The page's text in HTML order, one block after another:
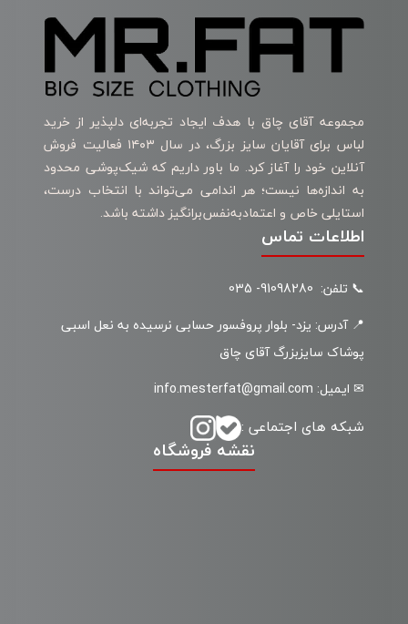
مجموعه آقای چاق با هدف ایجاد تجربه‌ای دلپذیر از خرید
لباس برای آقایان سایز بزرگ، در سال ۱۴۰۳ فعالیت فروش
آنلاین خود را آغاز کرد. ما باور داریم که شیک‌پوشی محدود
به اندازه‌ها نیست؛ هر اندامی می‌تواند با انتخاب درست،
استایلی خاص و اعتمادبه‌نفس‌برانگیز داشته باشد.
اطلاعات تماس
📞 تلفن: 91098280- 035
📍 آدرس: یزد- بلوار پروفسور حسابی نرسیده به نعل اسبی
پوشاک سایزبزرگ آقای چاق
✉ ایمیل: info.mesterfat@gmail.com
شبکه های اجتماعی :
نقشه فروشگاه